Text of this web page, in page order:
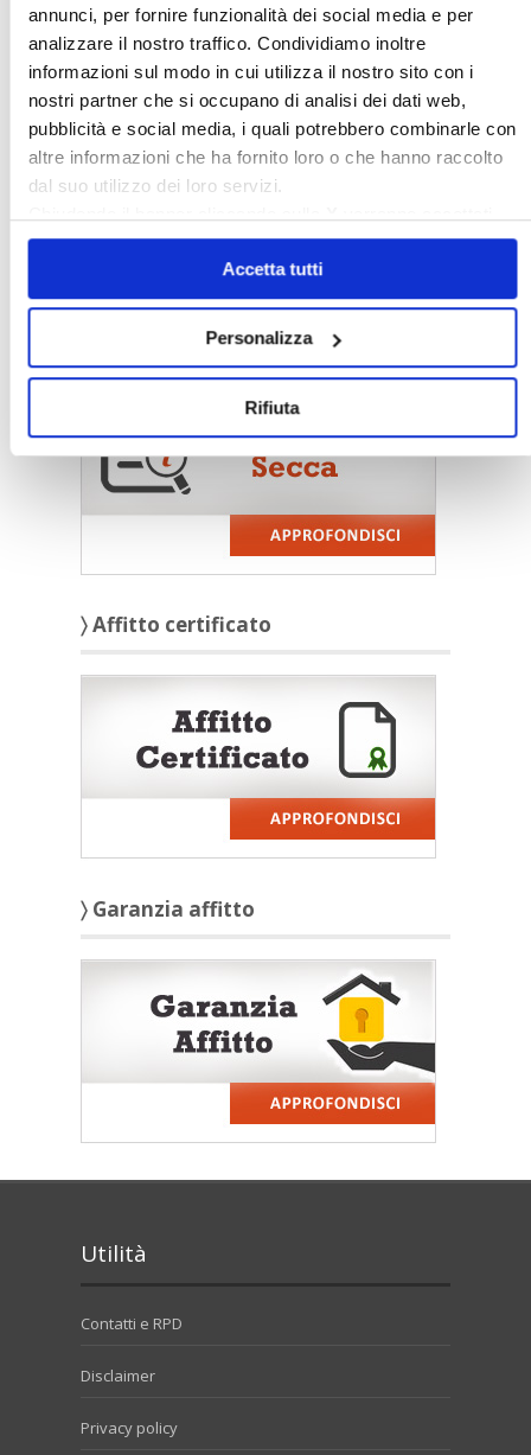
annunci, per fornire funzionalità dei social media e per
analizzare il nostro traffico. Condividiamo inoltre
informazioni sul modo in cui utilizza il nostro sito con i
nostri partner che si occupano di analisi dei dati web,
pubblicità e social media, i quali potrebbero combinarle con
altre informazioni che ha fornito loro o che hanno raccolto
dal suo utilizzo dei loro servizi.
solo i cookie necessari.
Accetta tutti
Personalizza
Rifiuta
〉 Strumenti
〉 Cedolare secca
〉 Affitto certificato
〉 Garanzia affitto
Utilità
Contatti e RPD
Disclaimer
Privacy policy